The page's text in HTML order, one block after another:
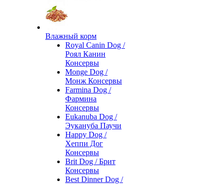
Влажный корм
Royal Canin Dog /
Роял Канин
Консервы
Monge Dog /
Монж Консервы
Farmina Dog /
Фармина
Консервы
Eukanuba Dog /
Эукануба Паучи
Happy Dog /
Хеппи Дог
Консервы
Brit Dog / Брит
Консервы
Best Dinner Dog /